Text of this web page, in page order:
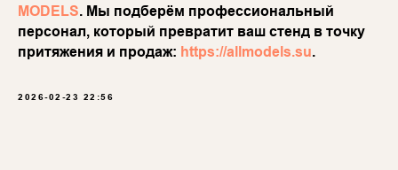
MODELS. Мы подберём профессиональный
персонал, который превратит ваш стенд в точку
притяжения и продаж: https://allmodels.su.
2026-02-23 22:56